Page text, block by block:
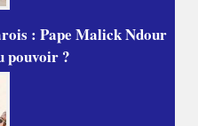
: Pape Malick Ndour
pouvoir ?